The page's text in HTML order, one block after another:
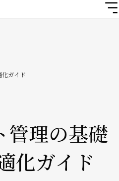
ガイド
管理の基礎
化ガイド